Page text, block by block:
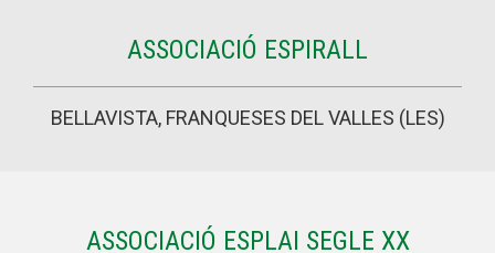
ASSOCIACIÓ ESPIRALL
BELLAVISTA, FRANQUESES DEL VALLES (LES)
ASSOCIACIÓ ESPLAI SEGLE XX